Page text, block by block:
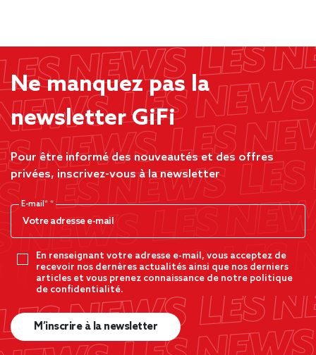
Ne manquez pas la
newsletter GiFi
Pour être informé des nouveautés et des offres
privées, inscrivez-vous à la newsletter
E-mail*
En renseignant votre adresse e-mail, vous acceptez de
recevoir nos dernères actualités ainsi que nos derniers
articles et vous prenez connaissance de notre politique
de confidentialité.
M’inscrire à la newsletter